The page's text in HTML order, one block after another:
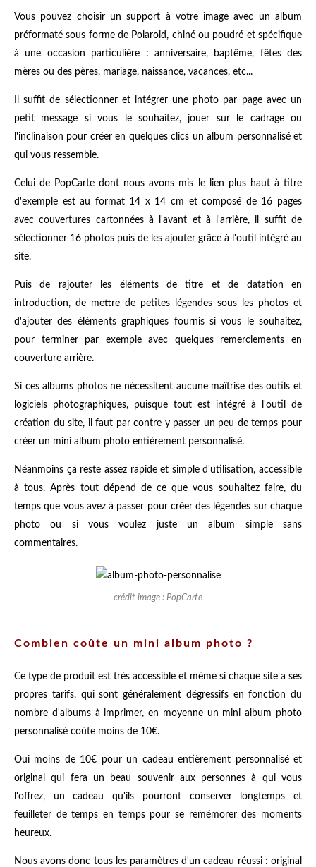
Vous pouvez choisir un support à votre image avec un album
préformaté sous forme de Polaroid, chiné ou poudré et spécifique
à une occasion particulière : anniversaire, baptême, fêtes des
mères ou des pères, mariage, naissance, vacances, etc...
Il suffit de sélectionner et intégrer une photo par page avec un
petit message si vous le souhaitez, jouer sur le cadrage ou
l'inclinaison pour créer en quelques clics un album personnalisé et
qui vous ressemble.
Celui de PopCarte dont nous avons mis le lien plus haut à titre
d'exemple est au format 14 x 14 cm et composé de 16 pages
avec couvertures cartonnées à l'avant et à l'arrière, il suffit de
sélectionner 16 photos puis de les ajouter grâce à l'outil intégré au
site.
Puis de rajouter les éléments de titre et de datation en
introduction, de mettre de petites légendes sous les photos et
d'ajouter des éléments graphiques fournis si vous le souhaitez,
pour terminer par exemple avec quelques remerciements en
couverture arrière.
Si ces albums photos ne nécessitent aucune maîtrise des outils et
logiciels photographiques, puisque tout est intégré à l'outil de
création du site, il faut par contre y passer un peu de temps pour
créer un mini album photo entièrement personnalisé.
Néanmoins ça reste assez rapide et simple d'utilisation, accessible
à tous. Après tout dépend de ce que vous souhaitez faire, du
temps que vous avez à passer pour créer des légendes sur chaque
photo ou si vous voulez juste un album simple sans
commentaires.
crédit image : PopCarte
Combien coûte un mini album photo ?
Ce type de produit est très accessible et même si chaque site a ses
propres tarifs, qui sont généralement dégressifs en fonction du
nombre d'albums à imprimer, en moyenne un mini album photo
personnalisé coûte moins de 10€.
Oui moins de 10€ pour un cadeau entièrement personnalisé et
original qui fera un beau souvenir aux personnes à qui vous
l'offrez, un cadeau qu'ils pourront conserver longtemps et
feuilleter de temps en temps pour se remémorer des moments
heureux.
Nous avons donc tous les paramètres d'un cadeau réussi : original